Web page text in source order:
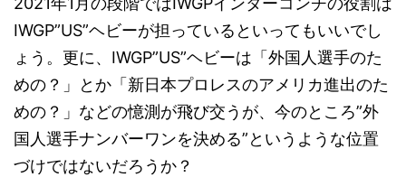
IWGP”US”ヘビーが担っているといってもいいでし
ょう。更に、IWGP”US”ヘビーは「外国人選手のた
めの？」とか「新日本プロレスのアメリカ進出のた
めの？」などの憶測が飛び交うが、今のところ”外
国人選手ナンバーワンを決める”というような位置
づけではないだろうか？